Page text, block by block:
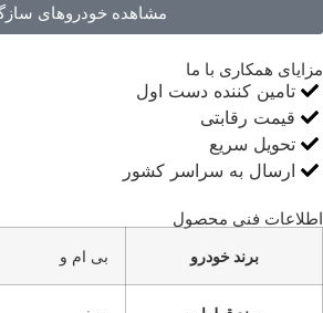
مشاهده خودروهای
مزایای همکاری با ما
تامین کننده دست اول
قیمت رقابتی
تحویل سریع
ارسال به سراسر کشور
اطلاعات فنی محصول
برند خودرو بی ام و